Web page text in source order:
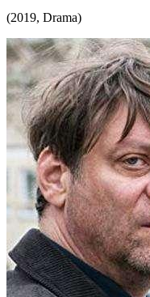
(2019, Drama)